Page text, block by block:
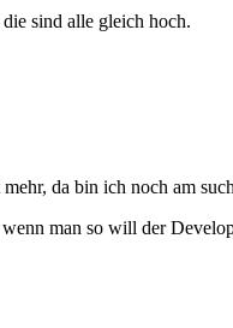
sind alle gleich hoch.
da bin ich noch am
man so will der